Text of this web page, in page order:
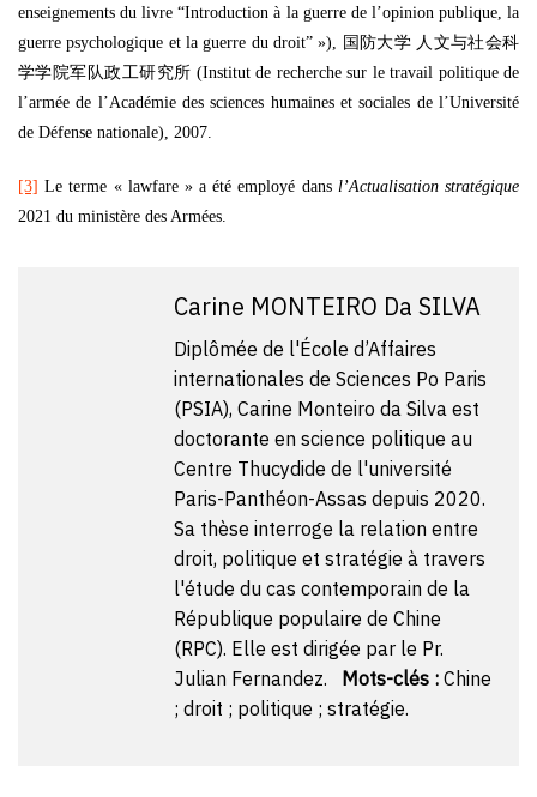
enseignements du livre “Introduction à la guerre de l’opinion publique, la
guerre psychologique et la guerre du droit” »), 国防大学 人文与社会科
学学院军队政工研究所 (Institut de recherche sur le travail politique de
l’armée de l’Académie des sciences humaines et sociales de l’Université
de Défense nationale), 2007.
[3] Le terme « lawfare » a été employé dans l’Actualisation stratégique
2021 du ministère des Armées.
Carine MONTEIRO Da SILVA
Diplômée de l'École d’Affaires
internationales de Sciences Po Paris
(PSIA), Carine Monteiro da Silva est
doctorante en science politique au
Centre Thucydide de l'université
Paris-Panthéon-Assas depuis 2020.
Sa thèse interroge la relation entre
droit, politique et stratégie à travers
l'étude du cas contemporain de la
République populaire de Chine
(RPC). Elle est dirigée par le Pr.
Julian Fernandez. Mots-clés :Chine
; droit ; politique ; stratégie.